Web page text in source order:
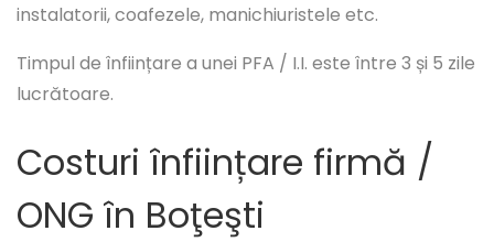
instalatorii, coafezele, manichiuristele etc.
Timpul de înființare a unei PFA / I.I. este între 3 și 5 zile
lucrătoare.
Costuri înființare firmă /
ONG în Boţeşti